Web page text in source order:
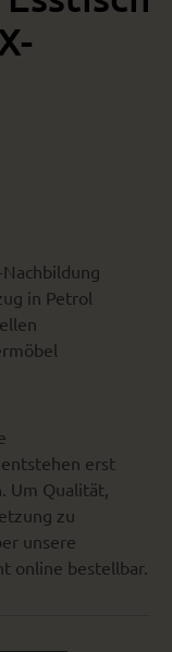
in Petrol
erst
Um Qualität,
zu
unsere
online bestellbar.